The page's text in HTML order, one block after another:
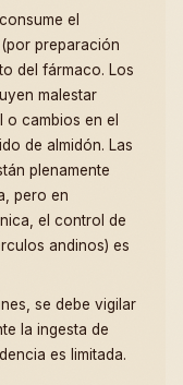
el
preparación
del fármaco. Los
malestar
o cambios en el
de almidón. Las
plenamente
pero en
el control de
andinos) es
se debe vigilar
la ingesta de
es limitada.